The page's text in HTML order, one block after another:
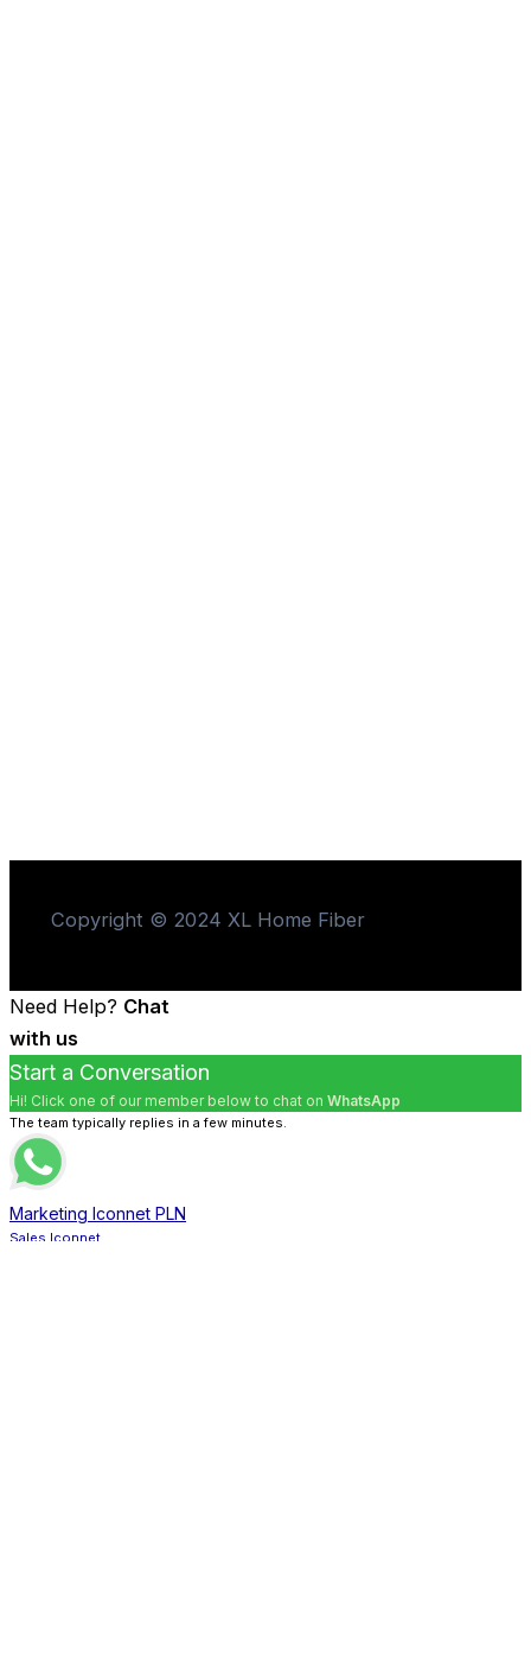
Copyright © 2024 XL Home Fiber
Need Help? Chat
with us
Start a Conversation
Hi! Click one of our member below to chat on WhatsApp
The team typically replies in a few minutes.
Marketing Iconnet PLN
Sales Iconnet